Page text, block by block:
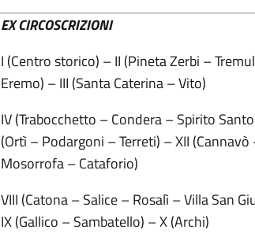
EX CIRCOSCRIZIONI
I (Centro storico) – II (Pineta Zerbi –
Eremo) – III (Santa Caterina – Vito)
IV (Trabocchetto – Condera – Spirito
(Ortì – Podargoni – Terreti) – XII (Cannavò
Mosorrofa – Cataforio)
VIII (Catona – Salice – Rosalì – Villa San
IX (Gallico – Sambatello) – X (Archi)